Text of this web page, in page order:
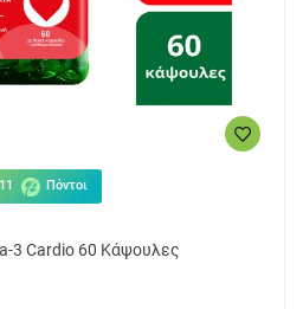
Πόντοι
3 Cardio 60 Κάψουλες